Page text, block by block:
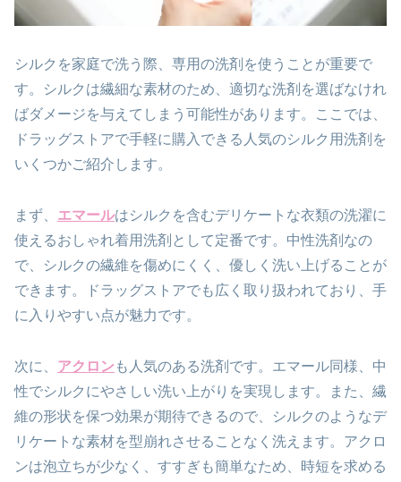
シルクを家庭で洗う際、専用の洗剤を使うことが重要で
す。シルクは繊細な素材のため、適切な洗剤を選ばなけれ
ばダメージを与えてしまう可能性があります。ここでは、
ドラッグストアで手軽に購入できる人気のシルク用洗剤を
いくつかご紹介します。
まず、 エマールはシルクを含むデリケートな衣類の洗濯に
使えるおしゃれ着用洗剤として定番です。中性洗剤なの
で、シルクの繊維を傷めにくく、優しく洗い上げることが
できます。ドラッグストアでも広く取り扱われており、手
に入りやすい点が魅力です。
次に、 アクロン も人気のある洗剤です。エマール同様、中
性でシルクにやさしい洗い上がりを実現します。また、繊
維の形状を保つ効果が期待できるので、シルクのようなデ
リケートな素材を型崩れさせることなく洗えます。アクロ
ンは泡立ちが少なく、すすぎも簡単なため、時短を求める